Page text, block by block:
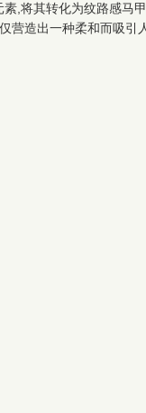
,将其转化为纹路感马
营造出一种柔和而吸引